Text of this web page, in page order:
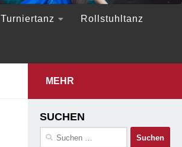
Turniertanz Rollstuhltanz
MEHR
SUCHEN
Suchen